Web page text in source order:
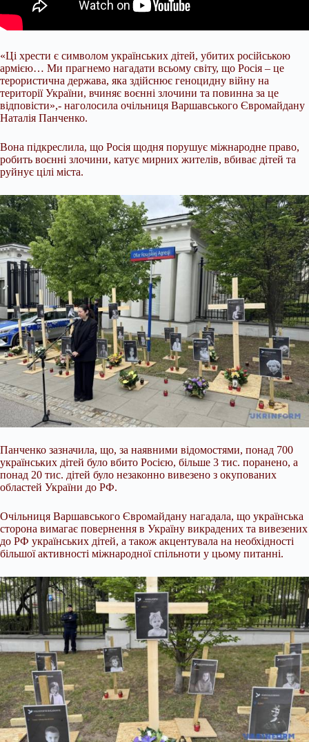
«Ці хрести є символом українських дітей, убитих російською
армією… Ми прагнемо нагадати всьому світу, що Росія – це
терористична держава, яка здійснює геноцидну війну на
території України, вчиняє воєнні злочини та повинна за це
відповісти»,- наголосила очільниця Варшавського Євромайдану
Наталія Панченко.
Вона підкреслила, що Росія щодня порушує міжнародне право,
робить воєнні злочини, катує мирних жителів, вбиває дітей та
руйнує цілі міста.
Панченко зазначила, що, за наявними відомостями, понад 700
українських дітей було вбито Росією, більше 3 тис. поранено, а
понад 20 тис. дітей було незаконно вивезено з окупованих
областей України до РФ.
Очільниця Варшавського Євромайдану нагадала, що українська
сторона вимагає повернення в Україну викрадених та вивезених
до РФ українських дітей, а також акцентувала на необхідності
більшої активності міжнародної спільноти у цьому питанні.